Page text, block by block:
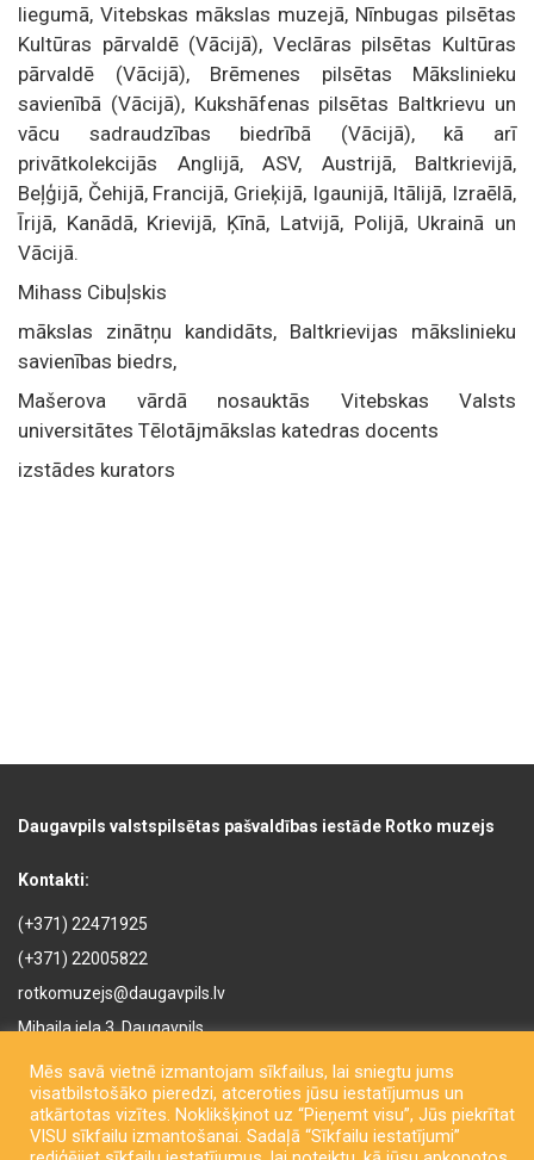
liegumā, Vitebskas mākslas muzejā, Nīnbugas pilsētas
Kultūras pārvaldē (Vācijā), Veclāras pilsētas Kultūras
pārvaldē (Vācijā), Brēmenes pilsētas Mākslinieku
savienībā (Vācijā), Kukshāfenas pilsētas Baltkrievu un
vācu sadraudzības biedrībā (Vācijā), kā arī
privātkolekcijās Anglijā, ASV, Austrijā, Baltkrievijā,
Beļģijā, Čehijā, Francijā, Grieķijā, Igaunijā, Itālijā, Izraēlā,
Īrijā, Kanādā, Krievijā, Ķīnā, Latvijā, Polijā, Ukrainā un
Vācijā.
Mihass Cibuļskis
mākslas zinātņu kandidāts, Baltkrievijas mākslinieku
savienības biedrs,
Mašerova vārdā nosauktās Vitebskas Valsts
universitātes Tēlotājmākslas katedras docents
izstādes kurators
Daugavpils valstspilsētas pašvaldības iestāde Rotko muzejs
Kontakti:
(+371) 22471925
(+371) 22005822
rotkomuzejs@daugavpils.lv
Mihaila iela 3, Daugavpils,
Mēs savā vietnē izmantojam sīkfailus, lai sniegtu jums
visatbilstošāko pieredzi, atceroties jūsu iestatījumus un
atkārtotas vizītes. Noklikšķinot uz “Pieņemt visu”, Jūs piekrītat
VISU sīkfailu izmantošanai. Sadaļā “Sīkfailu iestatījumi”